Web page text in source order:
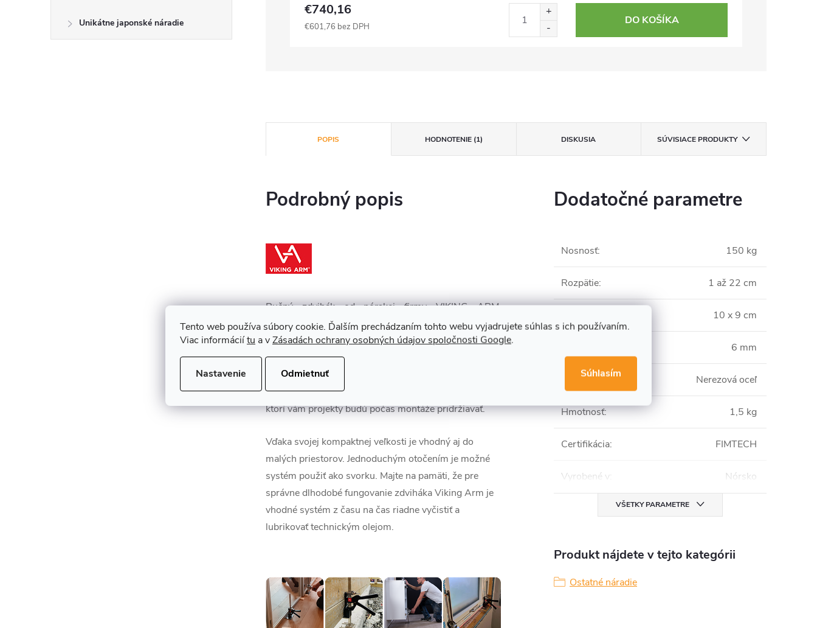
Tento web používa súbory cookie. Ďalším prechádzaním tohto webu vyjadrujete súhlas s ich používaním.
Viac informáciítu a vZásadách ochrany osobných údajov spoločnosti Google.
Nastavenie Odmietnuť Súhlasím
Unikátne japonské náradie
€740,16
€601,76 bez DPH DO KOŠÍKA
POPIS HODNOTENIE (1) DISKUSIA SÚVISIACE PRODUKTY
Podrobný popis
Ručný zdvihák od nórskej firmy VIKING ARM.
Extrémne presný, robustný a kvalitný. Ideálny na
zdvíhanie a pridržiavanie projektov pri montáži.
Bezpečne a pevne podrží trámy, profily, rámy, dvere,
skrinky, podlahy či obkladový materiál. Vďaka Viking
Armu už nebudete potrebovať hromadu pomocníkov,
ktorí vám projekty budú počas montáže pridržiavať.
Vďaka svojej kompaktnej veľkosti je vhodný aj do
malých priestorov. Jednoduchým otočením je možné
systém použiť ako svorku. Majte na pamäti, že pre
správne dlhodobé fungovanie zdviháka Viking Arm je
vhodné systém z času na čas riadne vyčistiť a
lubrikovať technickým olejom.
Dodatočné parametre
Nosnosť: 150 kg
Rozpätie: 1 až 22 cm
10 x 9 cm
6 mm
Materiál: Nerezová oceľ
Hmotnosť: 1,5 kg
Certifikácia: FIMTECH
Vyrobené v: Nórsko
VŠETKY PARAMETRE
Produkt nájdete v tejto kategórii
Ostatné náradie